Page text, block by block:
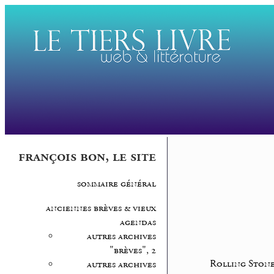
françois bon, le site
sommaire général
anciennes brèves & vieux
agendas
autres archives
"brèves", 2
autres archives
Rolling